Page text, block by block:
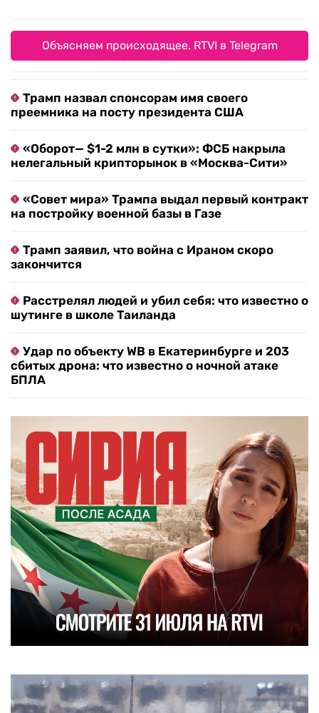
Объясняем происходящее. RTVI в Telegram
Трамп назвал спонсорам имя своего
преемника на посту президента США
«Оборот— $1-2 млн в сутки»: ФСБ накрыла
нелегальный крипторынок в «Москва-Сити»
«Совет мира» Трампа выдал первый контракт
на постройку военной базы в Газе
Трамп заявил, что война с Ираном скоро
закончится
Расстрелял людей и убил себя: что известно о
шутинге в школе Таиланда
Удар по объекту WB в Екатеринбурге и 203
сбитых дрона: что известно о ночной атаке
БПЛА